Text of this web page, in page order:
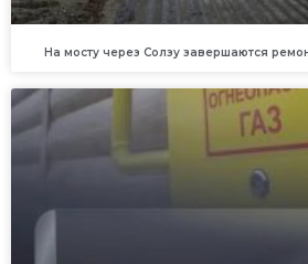
На мосту через Солзу завершаются